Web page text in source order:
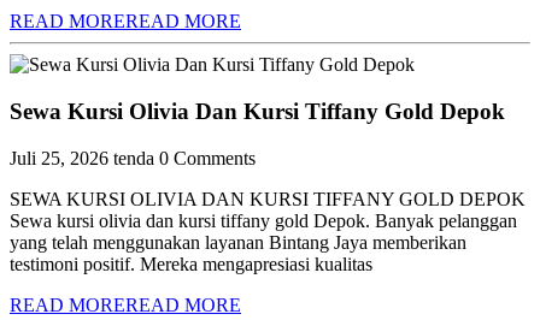
READ MOREREAD MORE
Sewa Kursi Olivia Dan Kursi Tiffany Gold Depok
Juli 25, 2026 tenda 0 Comments
SEWA KURSI OLIVIA DAN KURSI TIFFANY GOLD DEPOK
Sewa kursi olivia dan kursi tiffany gold Depok. Banyak pelanggan
yang telah menggunakan layanan Bintang Jaya memberikan
testimoni positif. Mereka mengapresiasi kualitas
READ MOREREAD MORE